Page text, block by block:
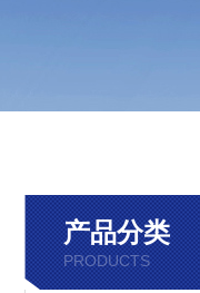
产品分类
PRODUCTS